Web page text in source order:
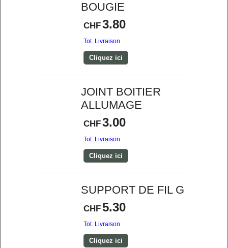
BOUGIE
CHF3.80
Tot. Livraison
Cliquez ici
JOINT BOITIER
ALLUMAGE
CHF3.00
Tot. Livraison
Cliquez ici
SUPPORT DE FIL G
CHF5.30
Tot. Livraison
Cliquez ici